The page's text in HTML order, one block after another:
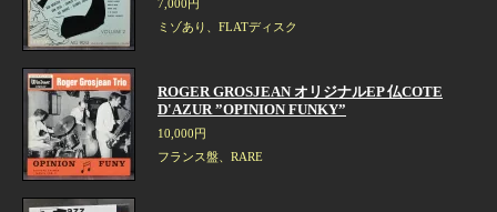
7,000円
ミゾあり、FLATディスク
ROGER GROSJEAN オリジナルEP 仏COTE
D'AZUR ”OPINION FUNKY”
10,000円
フランス盤、RARE